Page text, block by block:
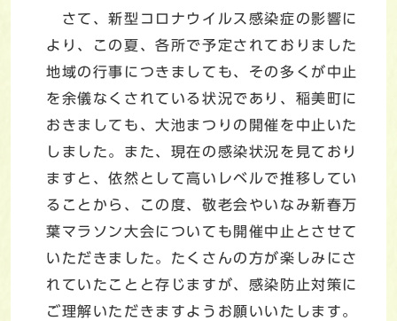
さて、新型コロナウイルス感染症の影響に
より、この夏、各所で予定されておりました
地域の行事につきましても、その多くが中止
を余儀なくされている状況であり、稲美町に
おきましても、大池まつりの開催を中止いた
しました。また、現在の感染状況を見ており
ますと、依然として高いレベルで推移してい
ることから、この度、敬老会やいなみ新春万
葉マラソン大会についても開催中止とさせて
いただきました。たくさんの方が楽しみにさ
れていたことと存じますが、感染防止対策に
ご理解いただきますようお願いいたします。